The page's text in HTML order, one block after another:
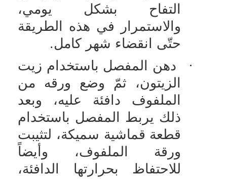
التفاح بشكل يومي،
والاستمرار في هذه الطريقة
حتّى انقضاء شهر كامل.
·
دهن المفصل باستخدام زيت
الزيتون، ثمّ وضع ورقه من
الملفوف دافئة عليه، وبعد
ذلك يربط المفصل باستخدام
قطعة قماشية سميكة، لتثيبت
ورقة الملفوف، وأيضاً
للاحتفاظ بحرارتها الدافئة،